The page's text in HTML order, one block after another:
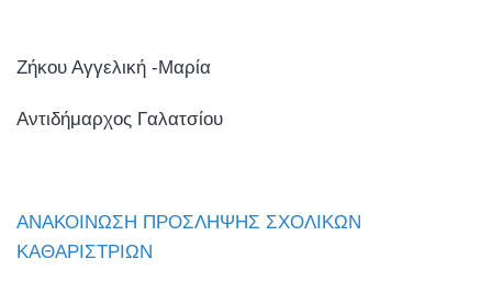
Ζήκου Αγγελική -Μαρία
Αντιδήμαρχος Γαλατσίου
ΑΝΑΚΟΙΝΩΣΗ ΠΡΟΣΛΗΨΗΣ ΣΧΟΛΙΚΩΝ
ΚΑΘΑΡΙΣΤΡΙΩΝ